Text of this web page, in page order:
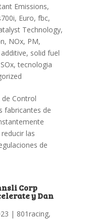
Emissions,
, Euro, fbc,
Technology,
, NOx, PM,
, solid fuel
SOx,tecnologia
Control
fabricantes de
las
de
Corp
y Dan
| 801racing,